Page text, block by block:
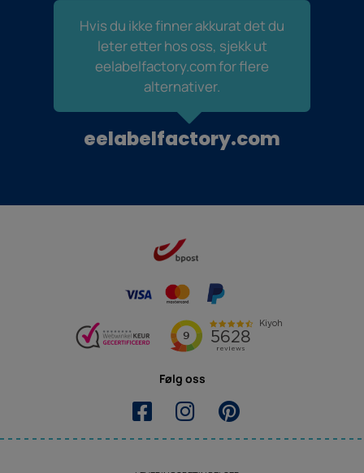
Hvis du ikke finner akkurat det du
leter etter hos oss, sjekk ut
eelabelfactory.com for flere
alternativer.
eelabelfactory.com
Følg oss